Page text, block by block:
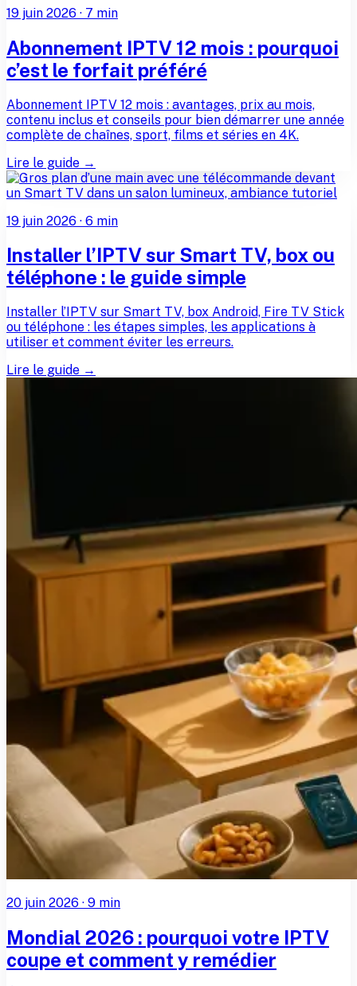
19 juin 2026 · 7 min
Abonnement IPTV 12 mois : pourquoi
c’est le forfait préféré
Abonnement IPTV 12 mois : avantages, prix au mois,
contenu inclus et conseils pour bien démarrer une année
complète de chaînes, sport, films et séries en 4K.
Lire le guide →
19 juin 2026 · 6 min
Installer l’IPTV sur Smart TV, box ou
téléphone : le guide simple
Installer l’IPTV sur Smart TV, box Android, Fire TV Stick
ou téléphone : les étapes simples, les applications à
utiliser et comment éviter les erreurs.
Lire le guide →
20 juin 2026 · 9 min
Mondial 2026 : pourquoi votre IPTV
coupe et comment y remédier